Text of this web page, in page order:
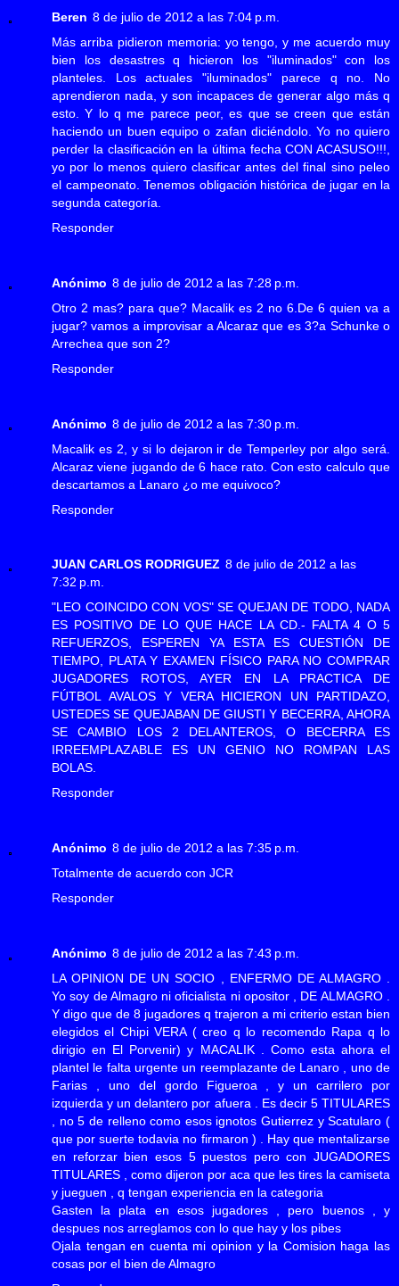
Beren 8 de julio de 2012 a las 7:04 p.m.
Más arriba pidieron memoria: yo tengo, y me acuerdo muy
bien los desastres q hicieron los "iluminados" con los
planteles. Los actuales "iluminados" parece q no. No
aprendieron nada, y son incapaces de generar algo más q
esto. Y lo q me parece peor, es que se creen que están
haciendo un buen equipo o zafan diciéndolo. Yo no quiero
perder la clasificación en la última fecha CON ACASUSO!!!,
yo por lo menos quiero clasificar antes del final sino peleo
el campeonato. Tenemos obligación histórica de jugar en la
segunda categoría.
Responder
Anónimo 8 de julio de 2012 a las 7:28 p.m.
Otro 2 mas? para que? Macalik es 2 no 6.De 6 quien va a
jugar? vamos a improvisar a Alcaraz que es 3?a Schunke o
Arrechea que son 2?
Responder
Anónimo 8 de julio de 2012 a las 7:30 p.m.
Macalik es 2, y si lo dejaron ir de Temperley por algo será.
Alcaraz viene jugando de 6 hace rato. Con esto calculo que
descartamos a Lanaro ¿o me equivoco?
Responder
JUAN CARLOS RODRIGUEZ 8 de julio de 2012 a las
7:32 p.m.
"LEO COINCIDO CON VOS" SE QUEJAN DE TODO, NADA
ES POSITIVO DE LO QUE HACE LA CD.- FALTA 4 O 5
REFUERZOS, ESPEREN YA ESTA ES CUESTIÓN DE
TIEMPO, PLATA Y EXAMEN FÍSICO PARA NO COMPRAR
JUGADORES ROTOS, AYER EN LA PRACTICA DE
FÚTBOL AVALOS Y VERA HICIERON UN PARTIDAZO,
USTEDES SE QUEJABAN DE GIUSTI Y BECERRA, AHORA
SE CAMBIO LOS 2 DELANTEROS, O BECERRA ES
IRREEMPLAZABLE ES UN GENIO NO ROMPAN LAS
BOLAS.
Responder
Anónimo 8 de julio de 2012 a las 7:35 p.m.
Totalmente de acuerdo con JCR
Responder
Anónimo 8 de julio de 2012 a las 7:43 p.m.
LA OPINION DE UN SOCIO , ENFERMO DE ALMAGRO .
Yo soy de Almagro ni oficialista ni opositor , DE ALMAGRO .
Y digo que de 8 jugadores q trajeron a mi criterio estan bien
elegidos el Chipi VERA ( creo q lo recomendo Rapa q lo
dirigio en El Porvenir) y MACALIK . Como esta ahora el
plantel le falta urgente un reemplazante de Lanaro , uno de
Farias , uno del gordo Figueroa , y un carrilero por
izquierda y un delantero por afuera . Es decir 5 TITULARES
, no 5 de relleno como esos ignotos Gutierrez y Scatularo (
que por suerte todavia no firmaron ) . Hay que mentalizarse
en reforzar bien esos 5 puestos pero con JUGADORES
TITULARES , como dijeron por aca que les tires la camiseta
y jueguen , q tengan experiencia en la categoria
Gasten la plata en esos jugadores , pero buenos , y
despues nos arreglamos con lo que hay y los pibes
Ojala tengan en cuenta mi opinion y la Comision haga las
cosas por el bien de Almagro